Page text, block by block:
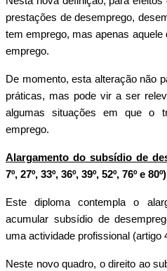
prestações de desemprego,
tem emprego, mas apenas aquele
emprego.
De momento, esta alteração não
práticas, mas pode vir a ser
algumas situações em que o
emprego.
Alargamento do subsídio de
7º, 27º, 33º, 36º, 39º, 52º, 76º e 80º)
Este diploma contempla o
acumular subsídio de
uma actividade profissional (artigo
Neste novo quadro, o direito ao